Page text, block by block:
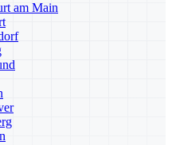
am Main